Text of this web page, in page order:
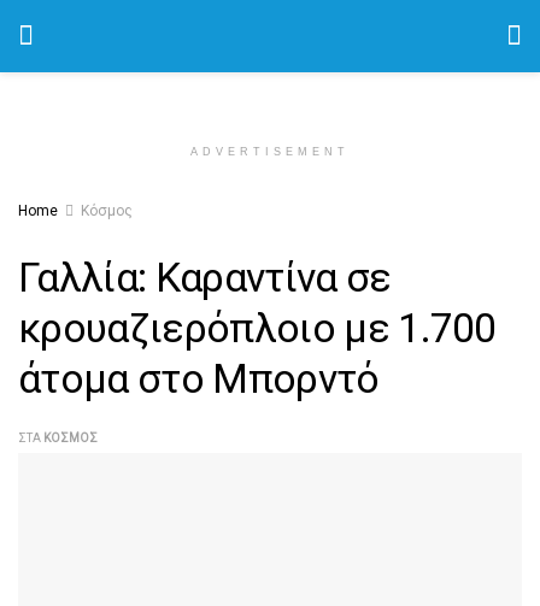
ADVERTISEMENT
Home Κόσμος
Γαλλία: Καραντίνα σε
κρουαζιερόπλοιο με 1.700
άτομα στο Μπορντό
ΣΤΑ ΚΌΣΜΟΣ